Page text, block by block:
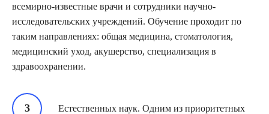
всемирно-известные врачи и сотрудники научно-
исследовательских учреждений. Обучение проходит по
таким направлениях: общая медицина, стоматология,
медицинский уход, акушерство, специализация в
здравоохранении.
Естественных наук. Одним из приоритетных